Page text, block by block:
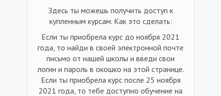
Здесь ты можешь получить доступ к
купленным курсам. Как это сделать:
Если ты приобрела курс до ноября 2021
года, то найди в своей электронной почте
письмо от нашей школы и введи свои
логин и пароль в окошко на этой странице.
Если ты приобрела курс после 25 ноября
2021 года, то тебе доступно обучение на